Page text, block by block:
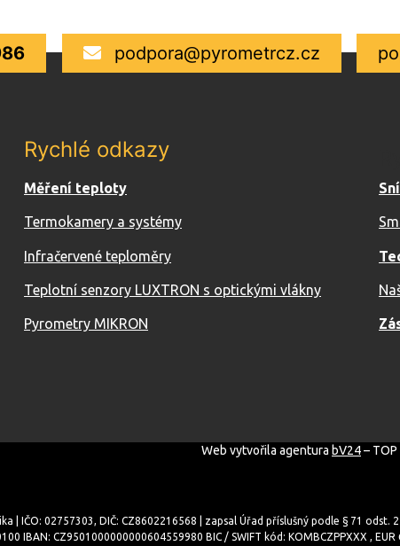
podpora@pyrometrcz.cz
Rychlé odkazy
Měření teploty
Termokamery a systémy
Infračervené teploměry
Teplotní senzory LUXTRON s optickými vlákny
Pyrometry MIKRON
Web vytvořila agentura bV24–
| IČO: 02757303, DIČ: CZ8602216568 | zapsal Úřad příslušný podle § 71
IBAN: CZ9501000000000604559980 BIC / SWIFT kód: KOMBCZPPXXX ,